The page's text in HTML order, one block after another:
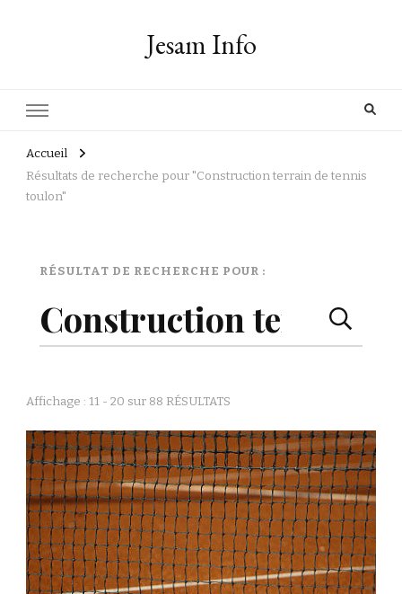
Jesam Info
Accueil
Résultats de recherche pour "Construction terrain de tennis
toulon"
Page
de
RÉSULTAT DE RECHERCHE POUR :
Rechercher :
Affichage : 11 - 20 sur 88 RÉSULTATS